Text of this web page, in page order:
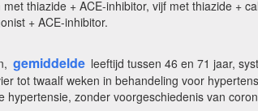
thiazide + ACE-inhibitor, vijf met thiazide +
+ ACE-inhibitor.
gemiddelde leeftijd tussen 46 en 71 jaar,
tot twaalf weken in behandeling voor
zonder voorgeschiedenis van